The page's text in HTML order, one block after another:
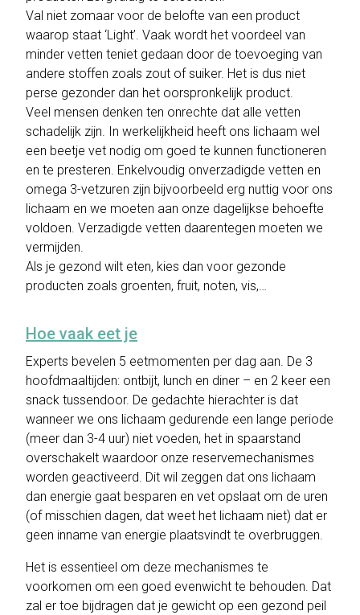
Val niet zomaar voor de belofte van een product
waarop staat ‘Light’. Vaak wordt het voordeel van
minder vetten teniet gedaan door de toevoeging van
andere stoffen zoals zout of suiker. Het is dus niet
perse gezonder dan het oorspronkelijk product.
Veel mensen denken ten onrechte dat alle vetten
schadelijk zijn. In werkelijkheid heeft ons lichaam wel
een beetje vet nodig om goed te kunnen functioneren
en te presteren. Enkelvoudig onverzadigde vetten en
omega 3-vetzuren zijn bijvoorbeeld erg nuttig voor ons
lichaam en we moeten aan onze dagelijkse behoefte
voldoen. Verzadigde vetten daarentegen moeten we
vermijden.
Als je gezond wilt eten, kies dan voor gezonde
producten zoals groenten, fruit, noten, vis,…
Hoe vaak eet je
Experts bevelen 5 eetmomenten per dag aan. De 3
hoofdmaaltijden: ontbijt, lunch en diner – en 2 keer een
snack tussendoor. De gedachte hierachter is dat
wanneer we ons lichaam gedurende een lange periode
(meer dan 3-4 uur) niet voeden, het in spaarstand
overschakelt waardoor onze reservemechanismes
worden geactiveerd. Dit wil zeggen dat ons lichaam
dan energie gaat besparen en vet opslaat om de uren
(of misschien dagen, dat weet het lichaam niet) dat er
geen inname van energie plaatsvindt te overbruggen.
Het is essentieel om deze mechanismes te
voorkomen om een goed evenwicht te behouden. Dat
zal er toe bijdragen dat je gewicht op een gezond peil